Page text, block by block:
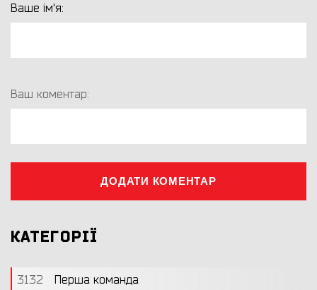
Ваше ім'я:
Ваш коментар:
ДОДАТИ КОМЕНТАР
КАТЕГОРІЇ
3132
Перша команда